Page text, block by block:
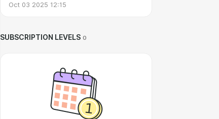
Oct 03 2025 12:15
SUBSCRIPTION LEVELS 0